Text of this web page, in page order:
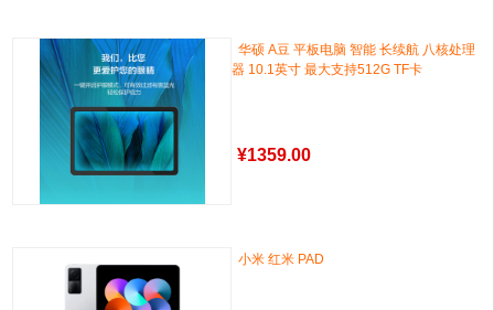
华硕 A豆 平板电脑 智能 长续航 八核处理
器 10.1英寸 最大支持512G TF卡
¥1359.00
小米 红米 PAD